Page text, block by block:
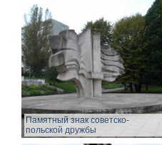
Памятный знак советско-
польской дружбы